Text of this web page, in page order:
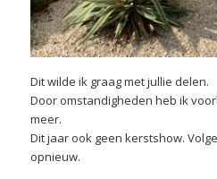
Dit wilde ik graag met jullie delen.
Door omstandigheden heb ik
meer.
Dit jaar ook geen kerstshow.
opnieuw.